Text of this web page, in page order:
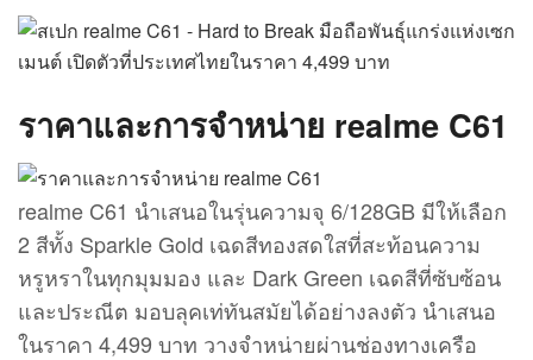
ราคาและการจำหน่าย realme C61
realme C61 นำเสนอในรุ่นความจุ 6/128GB มีให้เลือก
2 สีทั้ง Sparkle Gold เฉดสีทองสดใสที่สะท้อนความ
หรูหราในทุกมุมมอง และ Dark Green เฉดสีที่ซับซ้อน
และประณีต มอบลุคเท่ทันสมัยได้อย่างลงตัว นำเสนอ
ในราคา 4,499 บาท วางจำหน่ายผ่านช่องทางเครือ